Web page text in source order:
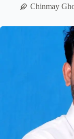
Chinmay